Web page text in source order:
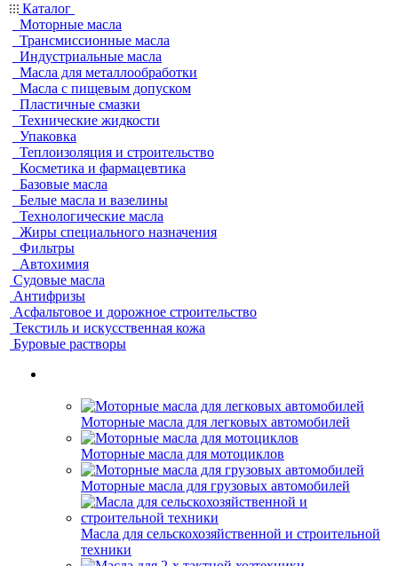
Каталог
Моторные масла
Трансмиссионные масла
Индустриальные масла
Масла для металлообработки
Масла с пищевым допуском
Пластичные смазки
Технические жидкости
Упаковка
Теплоизоляция и строительство
Косметика и фармацевтика
Базовые масла
Белые масла и вазелины
Технологические масла
Жиры специального назначения
Фильтры
Автохимия
Судовые масла
Антифризы
Асфальтовое и дорожное строительство
Текстиль и искусственная кожа
Буровые растворы
Моторные масла для легковых автомобилей
Моторные масла для мотоциклов
Моторные масла для грузовых автомобилей
Масла для сельскохозяйственной и строительной
техники